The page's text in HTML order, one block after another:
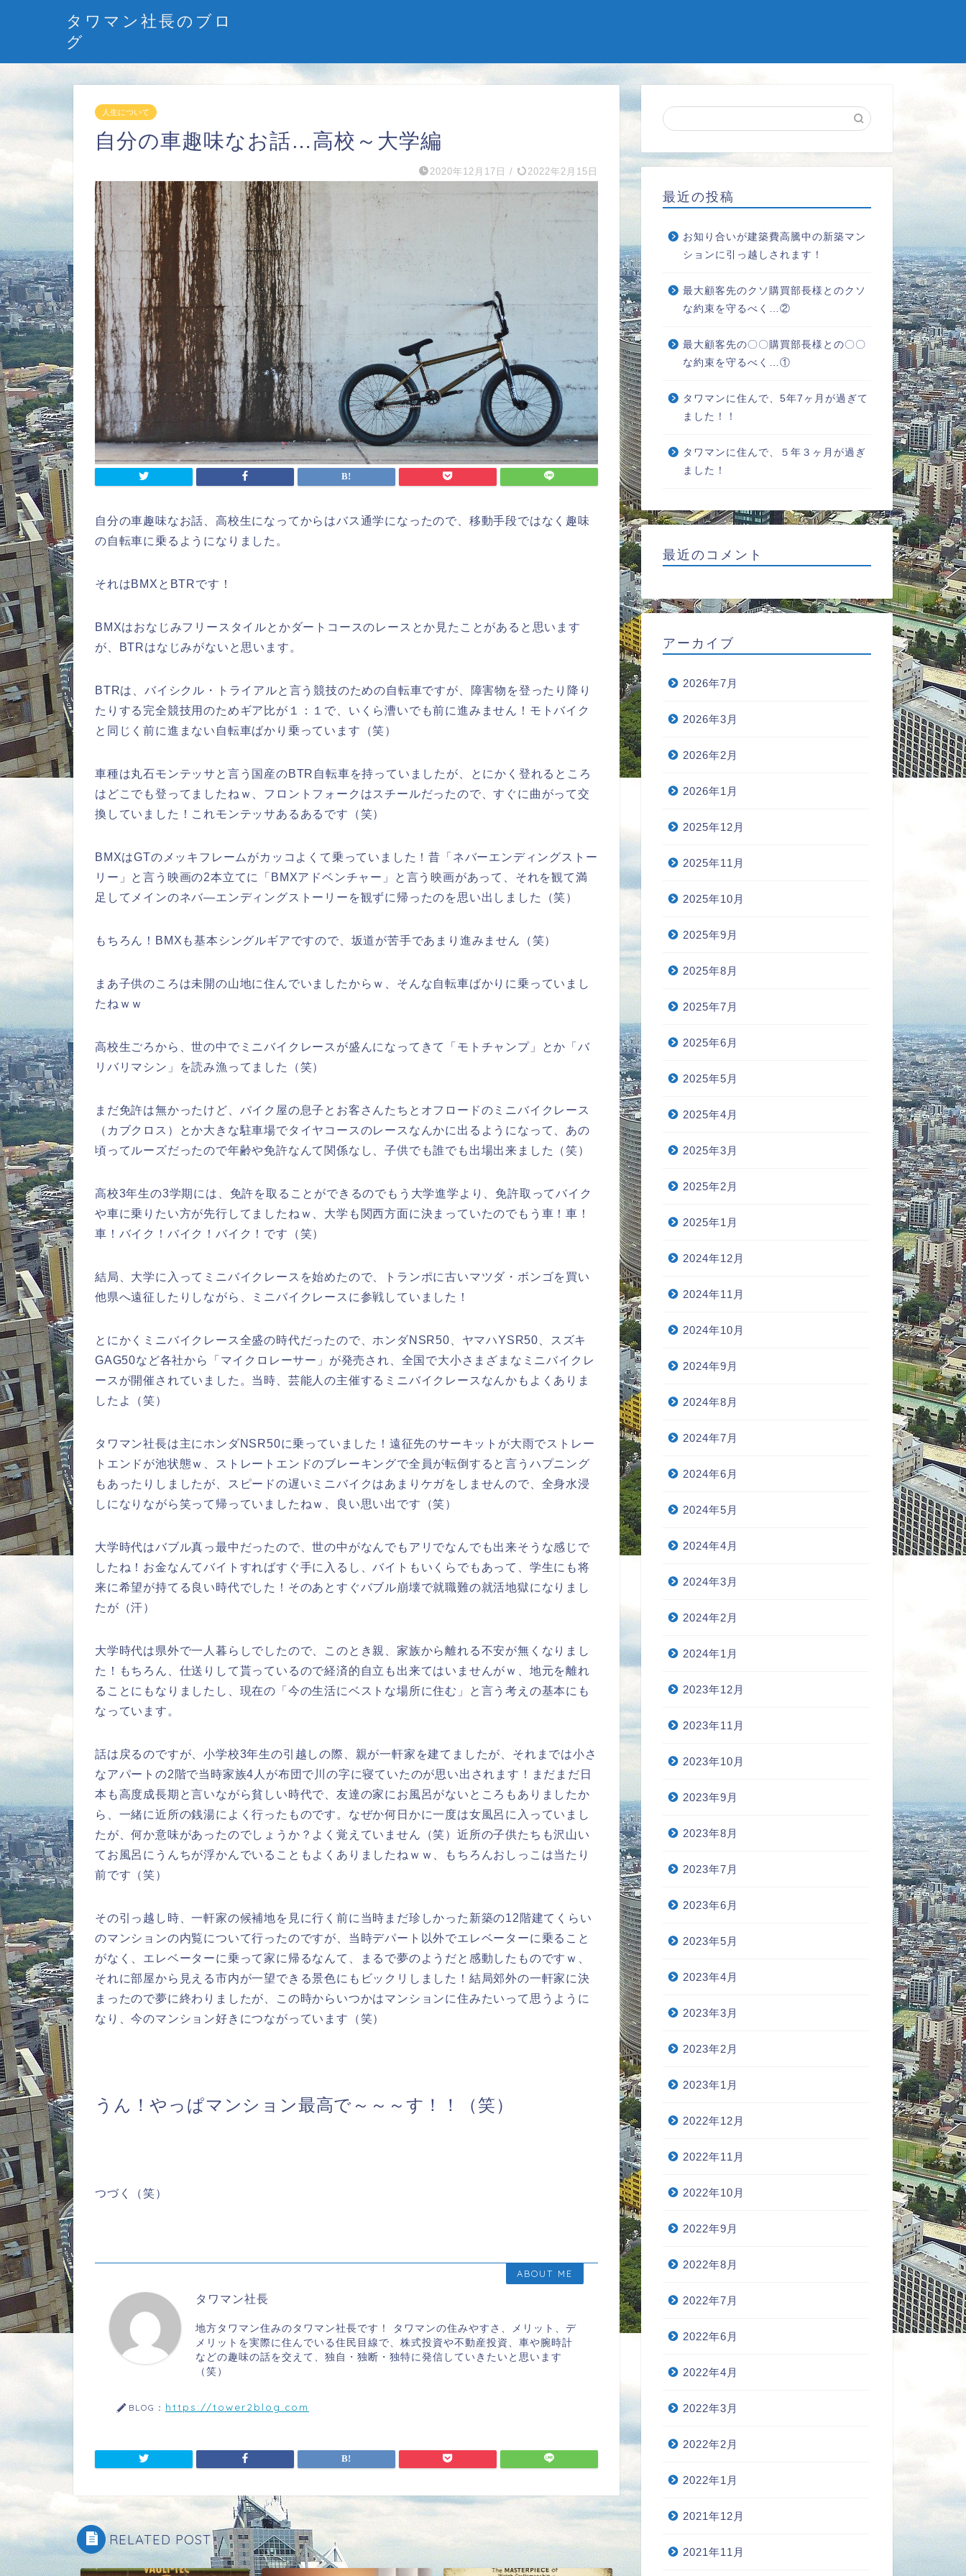
タワマン社長のブロ
グ
人生について
自分の車趣味なお話…高校～大学編
2020年12月17日 / 2022年2月15日
自分の車趣味なお話、高校生になってからはバス通学になったので、移動手段ではなく趣味
の自転車に乗るようになりました。
それはBMXとBTRです！
BMXはおなじみフリースタイルとかダートコースのレースとか見たことがあると思います
が、BTRはなじみがないと思います。
BTRは、バイシクル・トライアルと言う競技のための自転車ですが、障害物を登ったり降り
たりする完全競技用のためギア比が１：１で、いくら漕いでも前に進みません！モトバイク
と同じく前に進まない自転車ばかり乗っています（笑）
車種は丸石モンテッサと言う国産のBTR自転車を持っていましたが、とにかく登れるところ
はどこでも登ってましたねｗ、フロントフォークはスチールだったので、すぐに曲がって交
換していました！これモンテッサあるあるです（笑）
BMXはGTのメッキフレームがカッコよくて乗っていました！昔「ネバーエンディングストー
リー」と言う映画の2本立てに「BMXアドベンチャー」と言う映画があって、それを観て満
足してメインのネバ―エンディングストーリーを観ずに帰ったのを思い出しました（笑）
もちろん！BMXも基本シングルギアですので、坂道が苦手であまり進みません（笑）
まあ子供のころは未開の山地に住んでいましたからｗ、そんな自転車ばかりに乗っていまし
たねｗｗ
高校生ごろから、世の中でミニバイクレースが盛んになってきて「モトチャンプ」とか「バ
リバリマシン」を読み漁ってました（笑）
まだ免許は無かったけど、バイク屋の息子とお客さんたちとオフロードのミニバイクレース
（カブクロス）とか大きな駐車場でタイヤコースのレースなんかに出るようになって、あの
頃ってルーズだったので年齢や免許なんて関係なし、子供でも誰でも出場出来ました（笑）
高校3年生の3学期には、免許を取ることができるのでもう大学進学より、免許取ってバイク
や車に乗りたい方が先行してましたねｗ、大学も関西方面に決まっていたのでもう車！車！
車！バイク！バイク！バイク！です（笑）
結局、大学に入ってミニバイクレースを始めたので、トランポに古いマツダ・ボンゴを買い
他県へ遠征したりしながら、ミニバイクレースに参戦していました！
とにかくミニバイクレース全盛の時代だったので、ホンダNSR50、ヤマハYSR50、スズキ
GAG50など各社から「マイクロレーサー」が発売され、全国で大小さまざまなミニバイクレ
ースが開催されていました。当時、芸能人の主催するミニバイクレースなんかもよくありま
したよ（笑）
タワマン社長は主にホンダNSR50に乗っていました！遠征先のサーキットが大雨でストレー
トエンドが池状態ｗ、ストレートエンドのブレーキングで全員が転倒すると言うハプニング
もあったりしましたが、スピードの遅いミニバイクはあまりケガをしませんので、全身水浸
しになりながら笑って帰っていましたねｗ、良い思い出です（笑）
大学時代はバブル真っ最中だったので、世の中がなんでもアリでなんでも出来そうな感じで
したね！お金なんてバイトすればすぐ手に入るし、バイトもいくらでもあって、学生にも将
来に希望が持てる良い時代でした！そのあとすぐバブル崩壊で就職難の就活地獄になりまし
たが（汗）
大学時代は県外で一人暮らしでしたので、このとき親、家族から離れる不安が無くなりまし
た！もちろん、仕送りして貰っているので経済的自立も出来てはいませんがｗ、地元を離れ
ることにもなりましたし、現在の「今の生活にベストな場所に住む」と言う考えの基本にも
なっています。
話は戻るのですが、小学校3年生の引越しの際、親が一軒家を建てましたが、それまでは小さ
なアパートの2階で当時家族4人が布団で川の字に寝ていたのが思い出されます！まだまだ日
本も高度成長期と言いながら貧しい時代で、友達の家にお風呂がないところもありましたか
ら、一緒に近所の銭湯によく行ったものです。なぜか何日かに一度は女風呂に入っていまし
たが、何か意味があったのでしょうか？よく覚えていません（笑）近所の子供たちも沢山い
てお風呂にうんちが浮かんでいることもよくありましたねｗｗ、もちろんおしっこは当たり
前です（笑）
その引っ越し時、一軒家の候補地を見に行く前に当時まだ珍しかった新築の12階建てくらい
のマンションの内覧について行ったのですが、当時デパート以外でエレベーターに乗ること
がなく、エレベーターに乗って家に帰るなんて、まるで夢のようだと感動したものですｗ、
それに部屋から見える市内が一望できる景色にもビックリしました！結局郊外の一軒家に決
まったので夢に終わりましたが、この時からいつかはマンションに住みたいって思うように
なり、今のマンション好きにつながっています（笑）
うん！やっぱマンション最高で～～～す！！（笑）
つづく（笑）
ABOUT ME
タワマン社長
地方タワマン住みのタワマン社長です！ タワマンの住みやすさ、メリット、デ
メリットを実際に住んでいる住民目線で、株式投資や不動産投資、車や腕時計
などの趣味の話を交えて、独自・独断・独特に発信していきたいと思います
（笑）
BLOG： https://tower2blog.com
RELATED POST
最近の投稿
お知り合いが建築費高騰中の新築マン
ションに引っ越しされます！
最大顧客先のクソ購買部長様とのクソ
な約束を守るべく…②
最大顧客先の〇〇購買部長様との〇〇
な約束を守るべく…①
タワマンに住んで、5年7ヶ月が過ぎて
ました！！
タワマンに住んで、５年３ヶ月が過ぎ
ました！
最近のコメント
アーカイブ
2026年7月
2026年3月
2026年2月
2026年1月
2025年12月
2025年11月
2025年10月
2025年9月
2025年8月
2025年7月
2025年6月
2025年5月
2025年4月
2025年3月
2025年2月
2025年1月
2024年12月
2024年11月
2024年10月
2024年9月
2024年8月
2024年7月
2024年6月
2024年5月
2024年4月
2024年3月
2024年2月
2024年1月
2023年12月
2023年11月
2023年10月
2023年9月
2023年8月
2023年7月
2023年6月
2023年5月
2023年4月
2023年3月
2023年2月
2023年1月
2022年12月
2022年11月
2022年10月
2022年9月
2022年8月
2022年7月
2022年6月
2022年4月
2022年3月
2022年2月
2022年1月
2021年12月
2021年11月